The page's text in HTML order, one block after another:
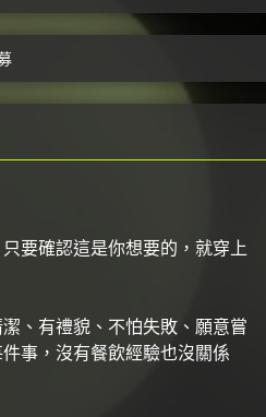
要確認這是你想要的，就穿上
、有禮貌、不怕失敗、願意嘗
事，沒有餐飲經驗也沒關係